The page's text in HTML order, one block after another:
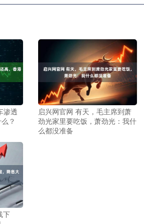
渗透
？
启兴网官网 有天，毛主席到萧
劲光家里要吃饭，萧劲光：我什
么都没准备
下